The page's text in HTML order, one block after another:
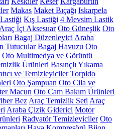
Makas Maket Bıçağı Iskarpela
Kış Lastiği 4 Mevsim Lastik
Araç İçi Aksesuar Oto Güneşlik Oto
Bagaj Düzenleyici Araba
Tutucular Bagaj Havuzu Oto
Oto Multimedya ve Görüntü
Ürünleri Basınçlı Yıkama
ve Temizleyiciler Torpido
Oto Şampuan Oto Cila ve
Macun Oto Cam Bakım Ürünleri
Bez Araç Temizlik Seti Araç
Araba Çizik Giderici Motor
Radyatör Temizleyiciler Oto